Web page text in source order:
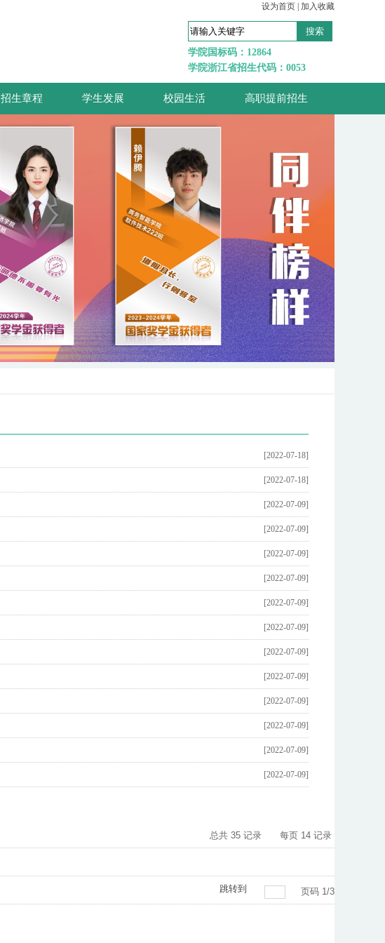
设为首页 加入收藏
学院国标码：12864
学院浙江省招生代码：0053
招生章程 学生发展 校园生活 高职提前招生
[2022-07-18]
[2022-07-18]
[2022-07-09]
[2022-07-09]
[2022-07-09]
[2022-07-09]
[2022-07-09]
[2022-07-09]
[2022-07-09]
[2022-07-09]
[2022-07-09]
[2022-07-09]
[2022-07-09]
[2022-07-09]
每页 14 记录
总共 35 记录
页码 1/3
跳转到